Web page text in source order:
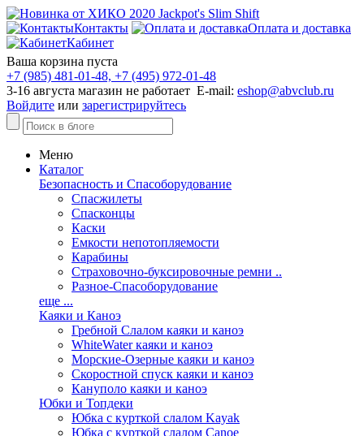
Контакты
Оплата и доставка
Кабинет
Ваша корзина пуста
+7 (985) 481-01-48, +7 (495) 972-01-48
3-16 августа магазин не работает E-mail: eshop@abvclub.ru
Войдите или зарегистрируйтесь
Меню
Каталог
Безопасность и Спасоборудование
Спасжилеты
Спасконцы
Каски
Емкости непотопляемости
Карабины
Страховочно-буксировочные ремни ..
Разное-Спасоборудование
еще ...
Каяки и Каноэ
Гребной Слалом каяки и каноэ
WhiteWater каяки и каноэ
Морские-Озерные каяки и каноэ
Скоростной спуск каяки и каноэ
Кануполо каяки и каноэ
Юбки и Топдеки
Юбка с курткой слалом Kayak
Юбка с курткой слалом Canoe